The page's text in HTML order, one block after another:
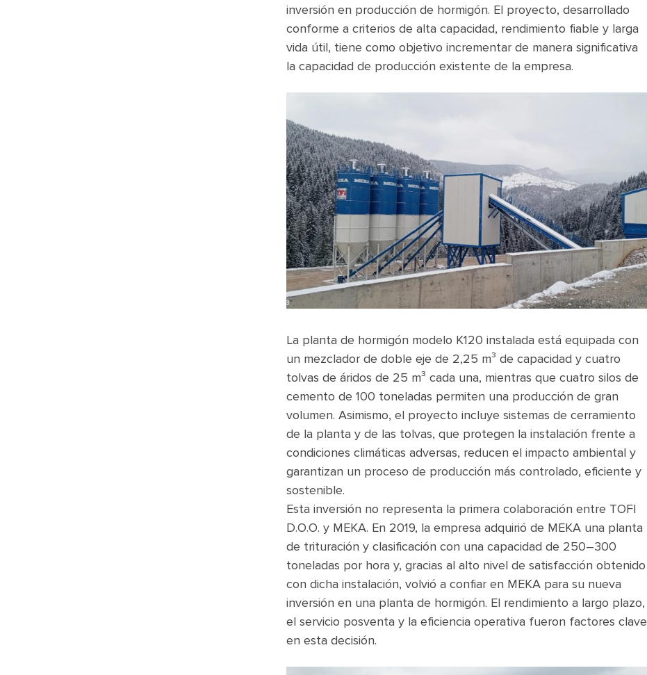
inversión en producción de hormigón. El proyecto, desarrollado
conforme a criterios de alta capacidad, rendimiento fiable y larga
vida útil, tiene como objetivo incrementar de manera significativa
la capacidad de producción existente de la empresa.
La planta de hormigón modelo K120 instalada está equipada con
un mezclador de doble eje de 2,25 m³ de capacidad y cuatro
tolvas de áridos de 25 m³ cada una, mientras que cuatro silos de
cemento de 100 toneladas permiten una producción de gran
volumen. Asimismo, el proyecto incluye sistemas de cerramiento
de la planta y de las tolvas, que protegen la instalación frente a
condiciones climáticas adversas, reducen el impacto ambiental y
garantizan un proceso de producción más controlado, eficiente y
sostenible.
Esta inversión no representa la primera colaboración entre TOFI
D.O.O. y MEKA. En 2019, la empresa adquirió de MEKA una planta
de trituración y clasificación con una capacidad de 250–300
toneladas por hora y, gracias al alto nivel de satisfacción obtenido
con dicha instalación, volvió a confiar en MEKA para su nueva
inversión en una planta de hormigón. El rendimiento a largo plazo,
el servicio posventa y la eficiencia operativa fueron factores clave
en esta decisión.